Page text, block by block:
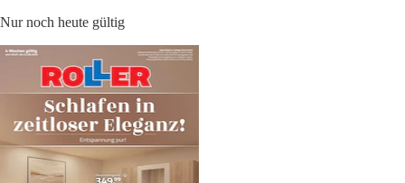
Nur noch heute gültig